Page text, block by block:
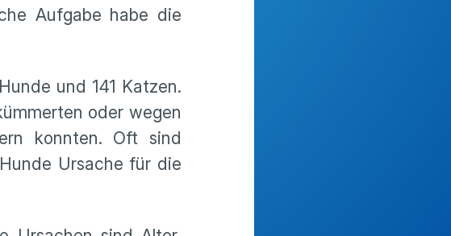
Aufgabe habe die
und 141 Katzen.
oder wegen
konnten. Oft sind
Ursache für die